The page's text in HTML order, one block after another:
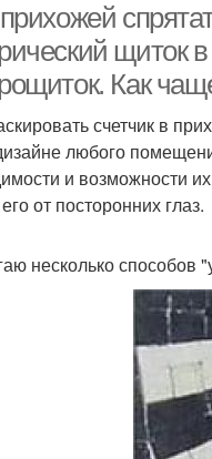
щиток
Как
счетчик в
любого
и возможности
от посторонних глаз.
несколько способов